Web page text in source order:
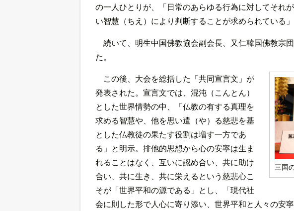
の一人ひとりが、「日常のあらゆる行為に対してそれ
い智慧（ちえ）により判断することが求められている」
続いて、明生中国佛教協会副会長、又仁韓国佛教宗
た。
三国
この後、大会を総括した「共同宣言文」が
発表された。宣言文では、混沌（こんとん）
とした世界情勢の中、「仏教の有する真理を
求める智慧や、他を思い遣（や）る慈悲を基
とした仏教徒の果たす役割は増す一方であ
る」と明示。排他的思想から心の安寧は生ま
れることはなく、互いに認め合い、共に助け
合い、共に生き、共に栄えるという慈悲心こ
そが「世界平和の源である」とし、「現代社
会に則した形で人心に寄り添い、世界平和と人々の安